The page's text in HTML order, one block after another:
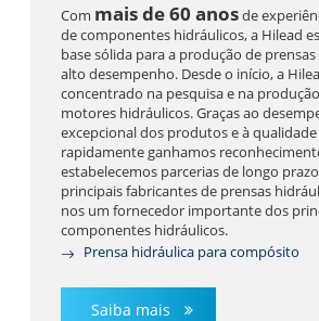
Com mais de 60 anosde
de componentes hidráulicos, a Hilead
base sólida para a produção de
alto desempenho. Desde o início, a
concentrado na pesquisa e na
motores hidráulicos. Graças ao
excepcional dos produtos e à
rapidamente ganhamos
estabelecemos parcerias de longo
principais fabricantes de prensas
nos um fornecedor importante dos
componentes hidráulicos.
Prensa hidráulica para compósito
Saiba mais